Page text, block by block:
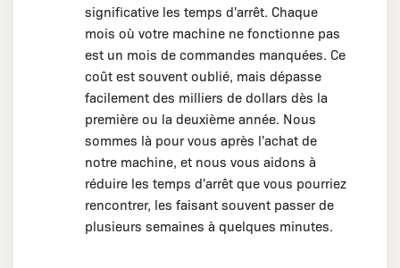
significative les temps d'arrêt. Chaque
mois où votre machine ne fonctionne pas
est un mois de commandes manquées. Ce
coût est souvent oublié, mais dépasse
facilement des milliers de dollars dès la
première ou la deuxième année. Nous
sommes là pour vous après l'achat de
notre machine, et nous vous aidons à
réduire les temps d'arrêt que vous pourriez
rencontrer, les faisant souvent passer de
plusieurs semaines à quelques minutes.